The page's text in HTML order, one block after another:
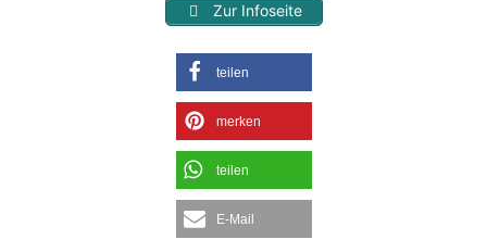
Zur Infoseite
teilen
merken
teilen
E-Mail